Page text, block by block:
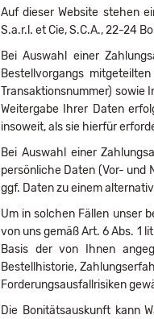
Auf dieser Website stehen
S.a.r.l. et Cie, S.C.A., 22-24
Bei Auswahl einer
Bestellvorgangs
Transaktionsnummer) sowie
Weitergabe Ihrer Daten
insoweit, als sie hierfür
Bei Auswahl einer
persönliche Daten (Vor- und
ggf. Daten zu einem
Um in solchen Fällen unser
von uns gemäß Art. 6 Abs. 1
Basis der von Ihnen
Bestellhistorie,
Forderungsausfallrisiken
Die Bonitätsauskunft kann